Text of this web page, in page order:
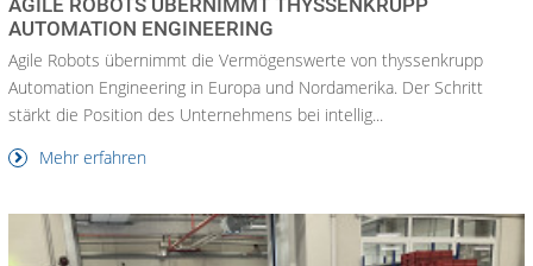
AGILE ROBOTS ÜBERNIMMT THYSSENKRUPP
AUTOMATION ENGINEERING
Agile Robots übernimmt die Vermögenswerte von thyssenkrupp
Automation Engineering in Europa und Nordamerika. Der Schritt
stärkt die Position des Unternehmens bei intellig...
Mehr erfahren